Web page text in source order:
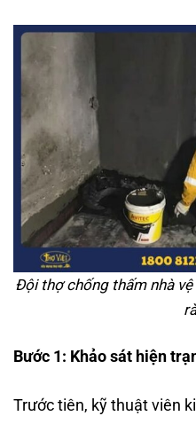
Đội thợ chống thấm nhà
Bước 1: Khảo sát hiện
Trước tiên, kỹ thuật viên